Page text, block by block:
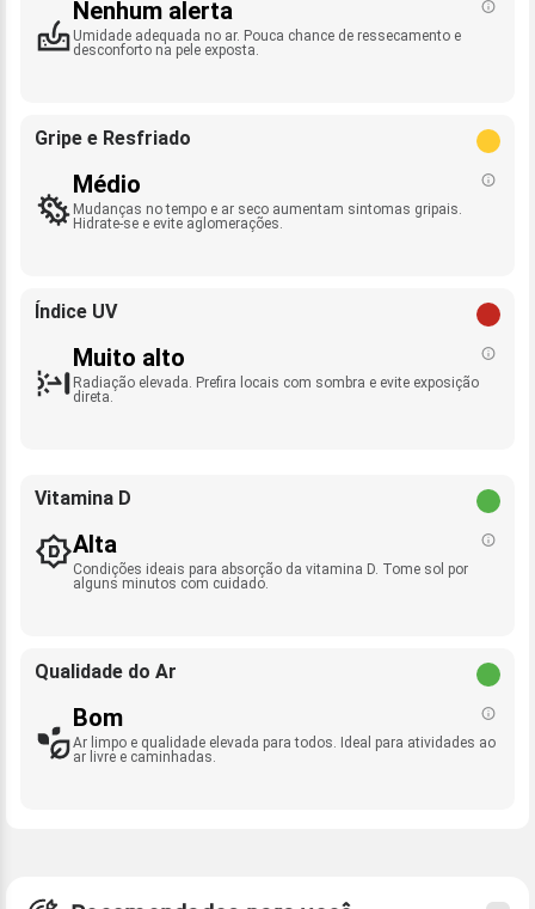
Nenhum alerta
Umidade adequada no ar. Pouca chance de ressecamento e
desconforto na pele exposta.
Gripe e Resfriado
Médio
Mudanças no tempo e ar seco aumentam sintomas gripais.
Hidrate-se e evite aglomerações.
Índice UV
Muito alto
Radiação elevada. Prefira locais com sombra e evite exposição
direta.
Vitamina D
Alta
Condições ideais para absorção da vitamina D. Tome sol por
alguns minutos com cuidado.
Qualidade do Ar
Bom
Ar limpo e qualidade elevada para todos. Ideal para atividades ao
ar livre e caminhadas.